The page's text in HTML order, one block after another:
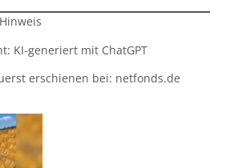
KI-generiert mit ChatGPT
erschienen bei: netfonds.de